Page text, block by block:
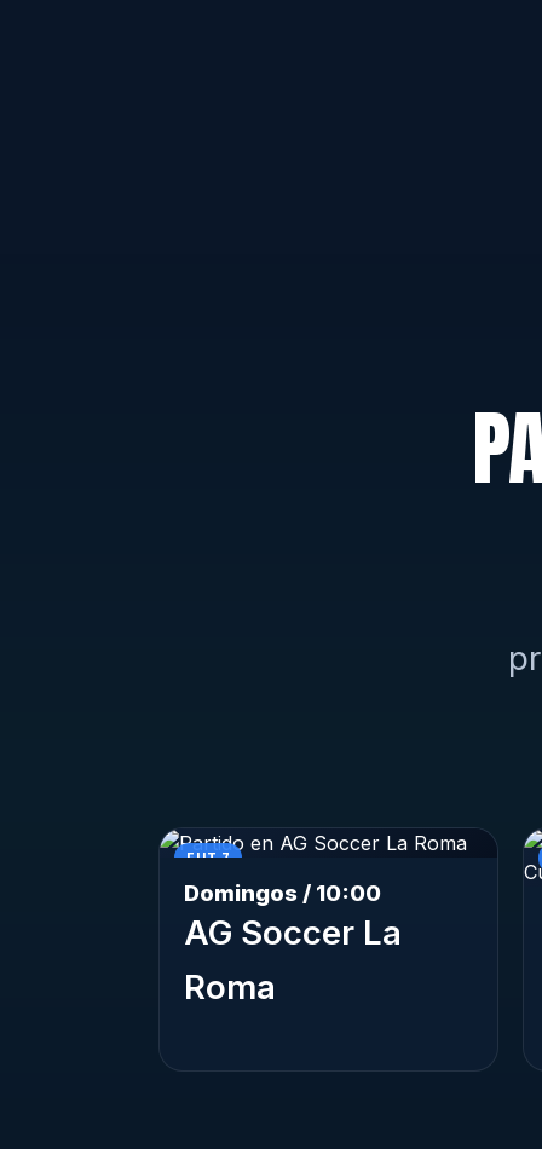
FUT 7
Domingos / 10:00
AG Soccer La
Roma